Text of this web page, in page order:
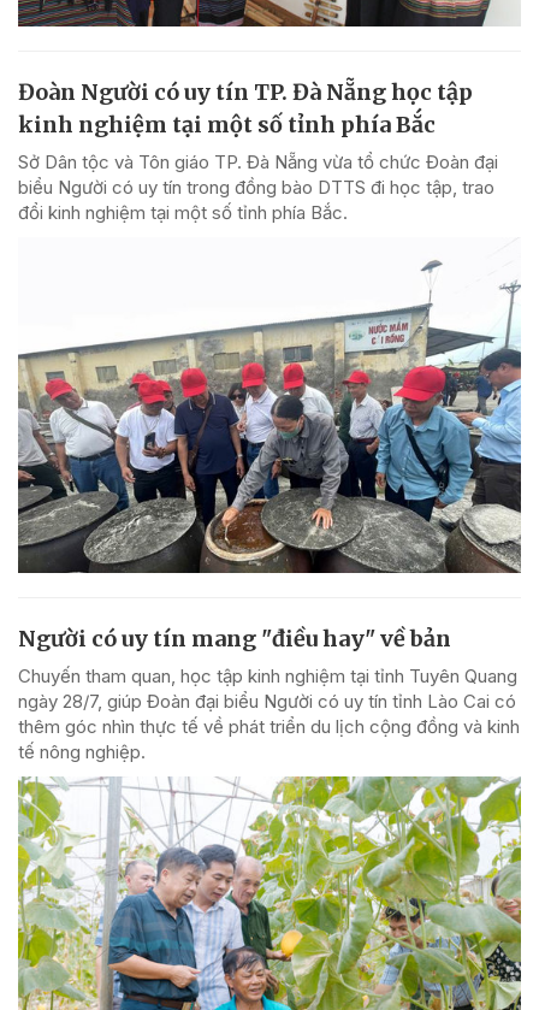
Đoàn Người có uy tín TP. Đà Nẵng học tập
kinh nghiệm tại một số tỉnh phía Bắc
Sở Dân tộc và Tôn giáo TP. Đà Nẵng vừa tổ chức Đoàn đại
biểu Người có uy tín trong đồng bào DTTS đi học tập, trao
đổi kinh nghiệm tại một số tỉnh phía Bắc.
Người có uy tín mang "điều hay" về bản
Chuyến tham quan, học tập kinh nghiệm tại tỉnh Tuyên Quang
ngày 28/7, giúp Đoàn đại biểu Người có uy tín tỉnh Lào Cai có
thêm góc nhìn thực tế về phát triển du lịch cộng đồng và kinh
tế nông nghiệp.